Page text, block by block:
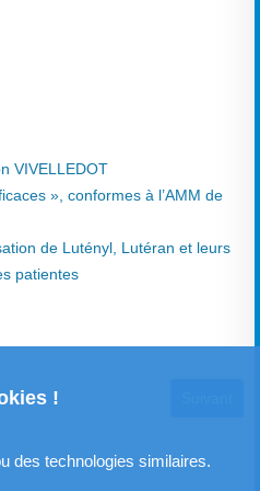
!
des technologies similaires.
VIVELLEDOT
», conformes à l’AMM de
de Lutényl, Lutéran et leurs
patientes